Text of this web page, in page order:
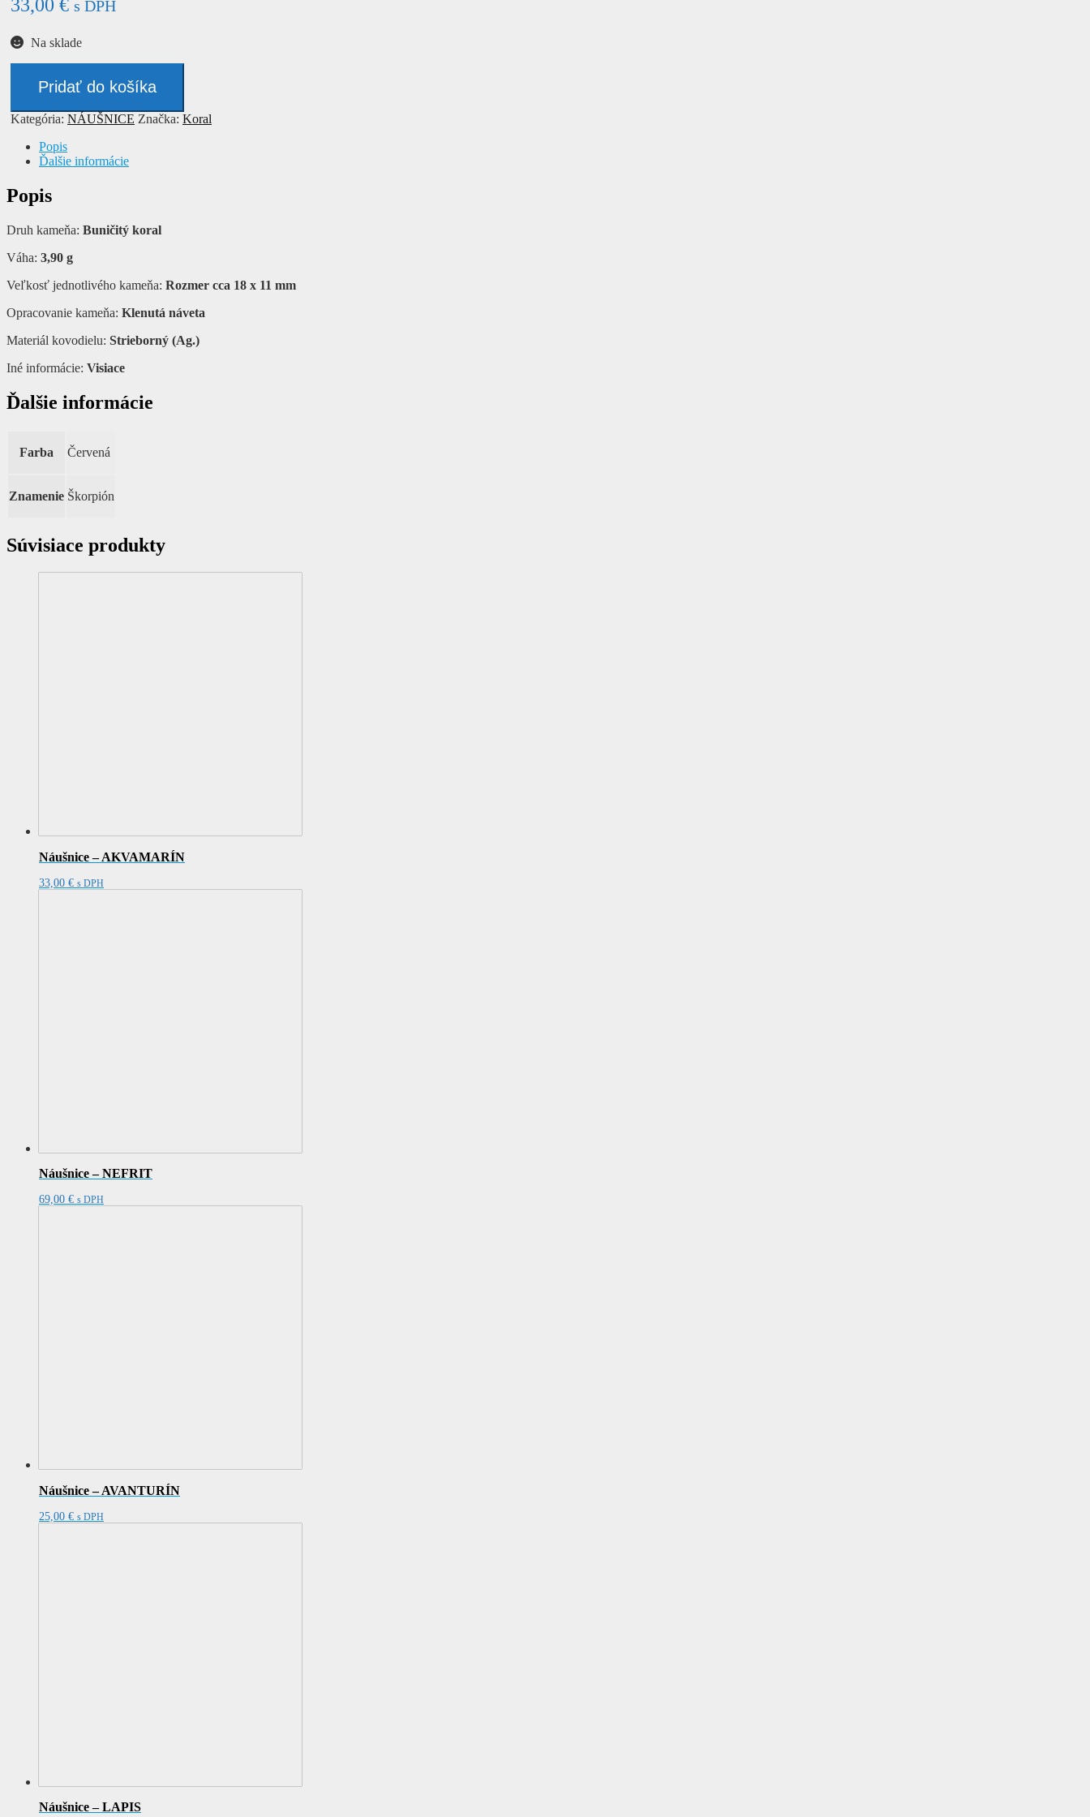
33,00 € s DPH
Na sklade
Náušnice
KORAL
Pridať do košíka
Kategória: NÁUŠNICE Značka: Koral
Popis
Ďalšie informácie
Popis
Druh kameňa: Buničitý koral
Váha: 3,90 g
Veľkosť jednotlivého kameňa: Rozmer cca 18 x 11 mm
Opracovanie kameňa: Klenutá náveta
Materiál kovodielu: Strieborný (Ag.)
Iné informácie: Visiace
Ďalšie informácie
Farba Červená
Znamenie Škorpión
Súvisiace produkty
Náušnice – AKVAMARÍN
33,00 € s DPH
Náušnice – NEFRIT
69,00 € s DPH
Náušnice – AVANTURÍN
25,00 € s DPH
Náušnice – LAPIS